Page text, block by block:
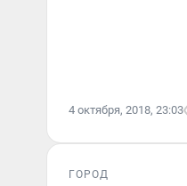
4 октября, 2018, 23:03
ГОРОД